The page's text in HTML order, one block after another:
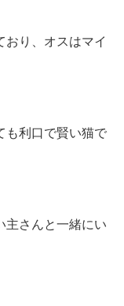
おり、オスはマイ
も利口で賢い猫で
主さんと一緒にい